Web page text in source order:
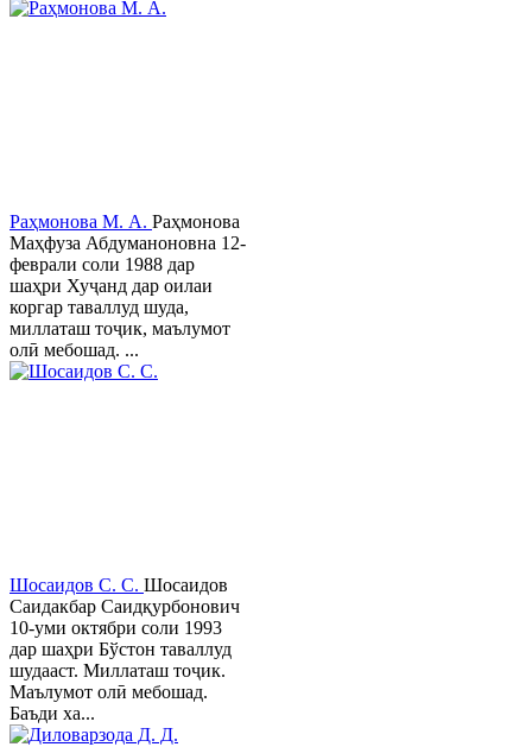
Раҳмонова М. А. Раҳмонова
Маҳфуза Абдуманоновна 12-
феврали соли 1988 дар
шаҳри Хуҷанд дар оилаи
коргар таваллуд шуда,
миллаташ тоҷик, маълумот
олӣ мебошад. ...
Шосаидов С. С. Шосаидов
Саидакбар Саидқурбонович
10-уми октябри соли 1993
дар шаҳри Бўстон таваллуд
шудааст. Миллаташ тоҷик.
Маълумот олӣ мебошад.
Баъди ха...